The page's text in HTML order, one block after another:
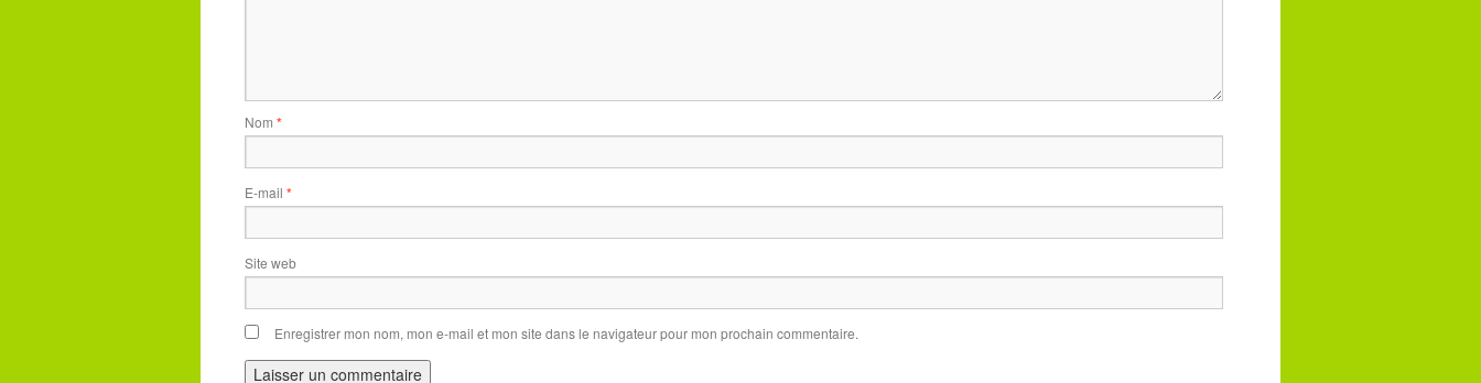
Nom *
E-mail *
Site web
Enregistrer mon nom, mon e-mail et mon site dans le navigateur pour mon prochain commentaire.